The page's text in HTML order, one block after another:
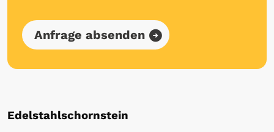
Anfrage absenden
Edelstahlschornstein